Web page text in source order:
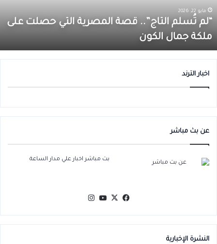
حصلت
على
جمال
الكون
مايو 22, 2026
“لم تُسلم التاج”.. قصة المصرية التي حصلت على
ملكة جمال الكون
اخبار الترند
عن بث مباشر
بث مباشر اخبار علي مدار الساعة
فيسبوك
‫X
‫YouTube
النشرة الإخبارية